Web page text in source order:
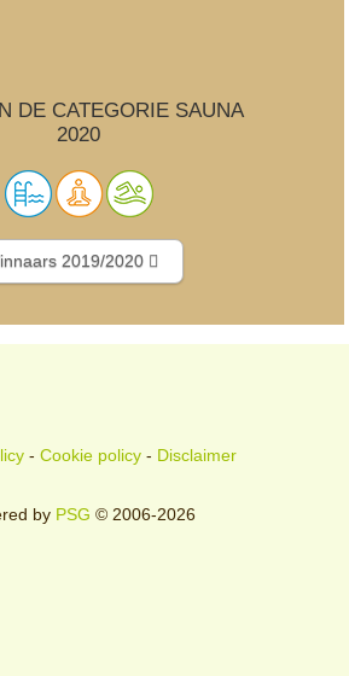
DE CATEGORIE SAUNA
2020
2019/2020
- Cookie policy- Disclaimer
by PSG © 2006-2026